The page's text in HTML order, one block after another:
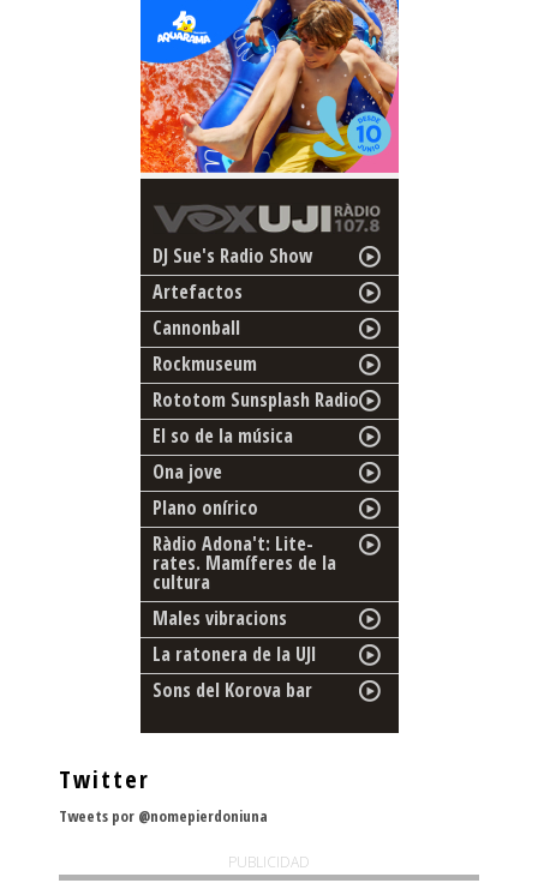
DJ Sue's Radio Show
Artefactos
Cannonball
Rockmuseum
Rototom Sunsplash Radio
El so de la música
Ona jove
Plano onírico
Ràdio Adona't: Lite-
rates. Mamíferes de la
cultura
Males vibracions
La ratonera de la UJI
Sons del Korova bar
Twitter
Tweets por @nomepierdoniuna
PUBLICIDAD